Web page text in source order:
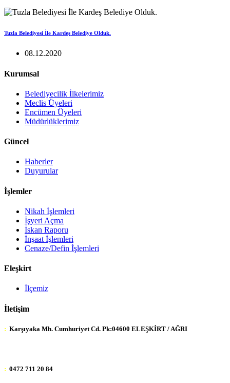
Tuzla Belediyesi İle Kardeş Belediye Olduk.
08.12.2020
Kurumsal
Belediyecilik İlkelerimiz
Meclis Üyeleri
Encümen Üyeleri
Müdürlüklerimiz
Güncel
Haberler
Duyurular
İşlemler
Nikah İşlemleri
İşyeri Açma
İskan Raporu
İnşaat İşlemleri
Cenaze/Defin İşlemleri
Eleşkirt
İlçemiz
İletişim
: Karşıyaka Mh. Cumhuriyet Cd. Pk:04600 ELEŞKİRT / AĞRI
: 0472 711 20 84